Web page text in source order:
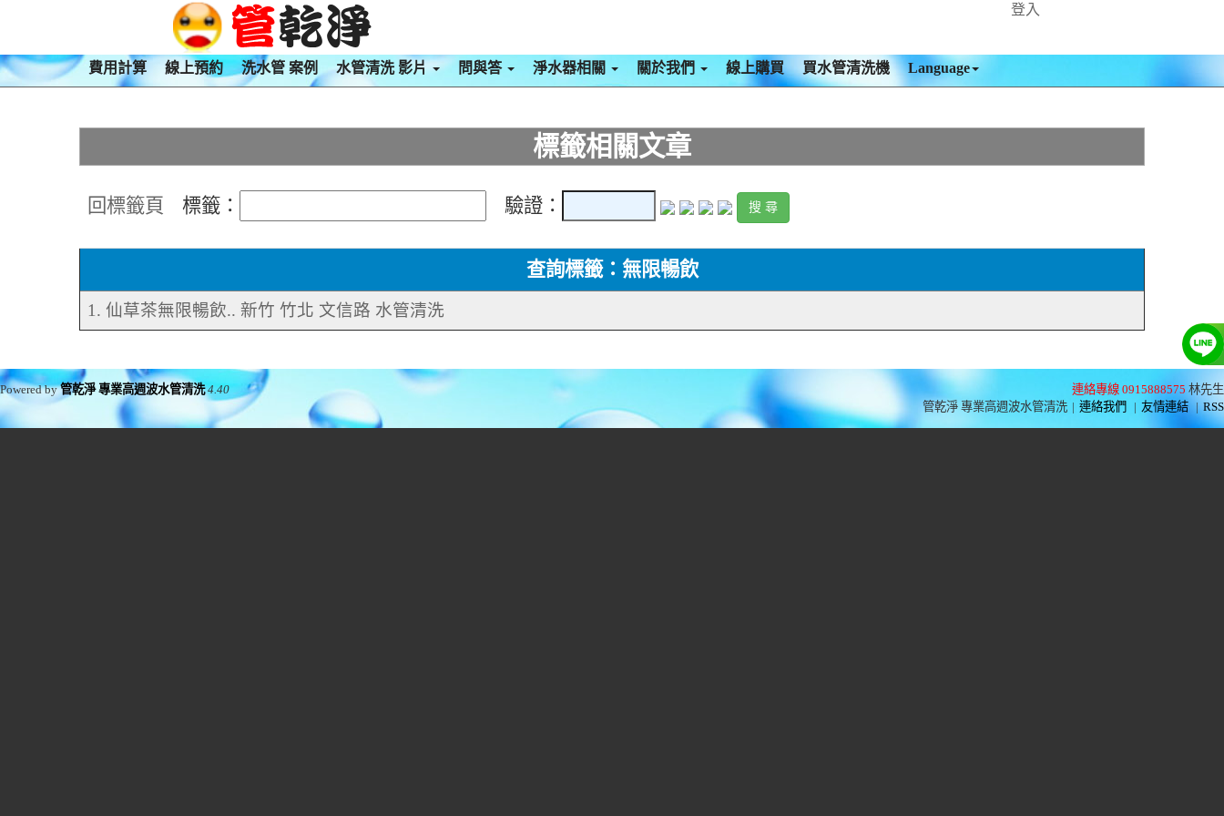
登入
費用計算 線上預約 洗水管 案例 水管清洗 影片 問與答 淨水器相關 關於我們 線上購買 買水管清洗機 Language
標籤相關文章
回標籤頁 標籤： 驗證：
查詢標籤：無限暢飲
1. 仙草茶無限暢飲.. 新竹 竹北 文信路 水管清洗
連絡專線 0915888575 林先生
管乾淨 專業高週波水管清洗 | 連絡我們 | 友情連結 | RSS
Powered by管乾淨 專業高週波水管清洗 4.40